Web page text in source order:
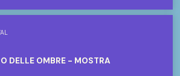
DELLE OMBRE - MOSTRA